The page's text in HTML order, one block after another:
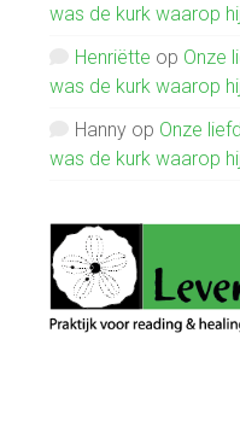
was de kurk waarop
Henriëtte op Onze
was de kurk waarop
Hanny op Onze
was de kurk waarop